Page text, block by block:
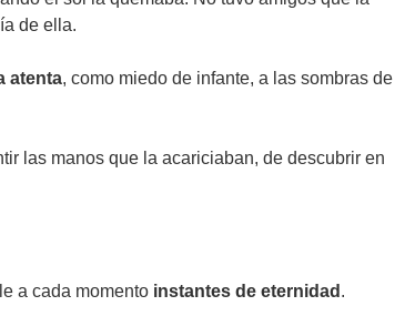
de ella.
atenta, como miedo de infante, a las sombras de
las manos que la acariciaban, de descubrir en
a cada momento instantes de eternidad .